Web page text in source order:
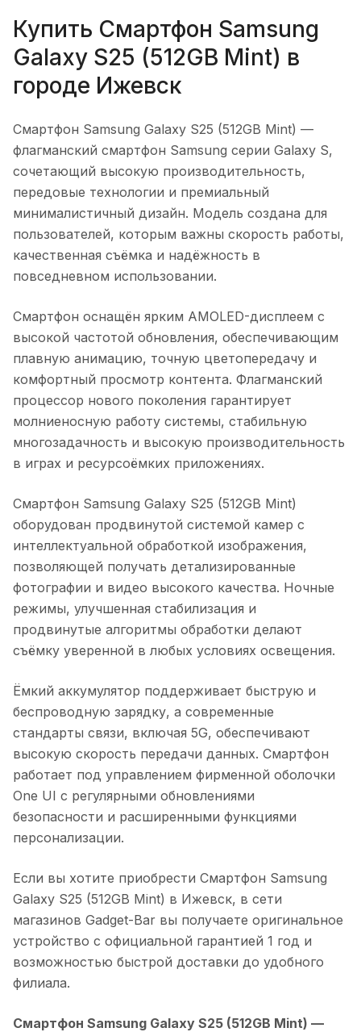
Купить Смартфон Samsung
Galaxy S25 (512GB Mint) в
городе Ижевск
Смартфон Samsung Galaxy S25 (512GB Mint) —
флагманский смартфон Samsung серии Galaxy S,
сочетающий высокую производительность,
передовые технологии и премиальный
минималистичный дизайн. Модель создана для
пользователей, которым важны скорость работы,
качественная съёмка и надёжность в
повседневном использовании.
Смартфон оснащён ярким AMOLED-дисплеем с
высокой частотой обновления, обеспечивающим
плавную анимацию, точную цветопередачу и
комфортный просмотр контента. Флагманский
процессор нового поколения гарантирует
молниеносную работу системы, стабильную
многозадачность и высокую производительность
в играх и ресурсоёмких приложениях.
Смартфон Samsung Galaxy S25 (512GB Mint)
оборудован продвинутой системой камер с
интеллектуальной обработкой изображения,
позволяющей получать детализированные
фотографии и видео высокого качества. Ночные
режимы, улучшенная стабилизация и
продвинутые алгоритмы обработки делают
съёмку уверенной в любых условиях освещения.
Ёмкий аккумулятор поддерживает быструю и
беспроводную зарядку, а современные
стандарты связи, включая 5G, обеспечивают
высокую скорость передачи данных. Смартфон
работает под управлением фирменной оболочки
One UI с регулярными обновлениями
безопасности и расширенными функциями
персонализации.
Если вы хотите приобрести Смартфон Samsung
Galaxy S25 (512GB Mint) в Ижевск, в сети
магазинов Gadget-Bar вы получаете оригинальное
устройство с официальной гарантией 1 год и
возможностью быстрой доставки до удобного
филиала.
Смартфон Samsung Galaxy S25 (512GB Mint) —